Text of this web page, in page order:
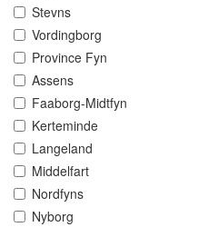
Stevns
Vordingborg
Province Fyn
Assens
Faaborg-Midtfyn
Kerteminde
Langeland
Middelfart
Nordfyns
Nyborg